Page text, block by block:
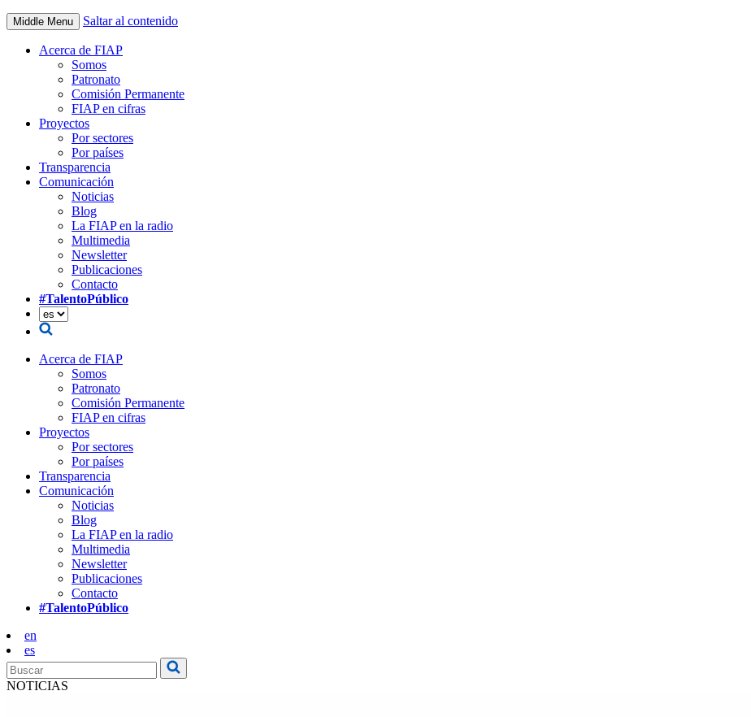
Middle Menu Saltar al contenido
Acerca de FIAP
Somos
Patronato
Comisión Permanente
FIAP en cifras
Proyectos
Por sectores
Por países
Transparencia
Comunicación
Noticias
Blog
La FIAP en la radio
Multimedia
Newsletter
Publicaciones
Contacto
#TalentoPúblico
Acerca de FIAP
Somos
Patronato
Comisión Permanente
FIAP en cifras
Proyectos
Por sectores
Por países
Transparencia
Comunicación
Noticias
Blog
La FIAP en la radio
Multimedia
Newsletter
Publicaciones
Contacto
#TalentoPúblico
en
es
NOTICIAS